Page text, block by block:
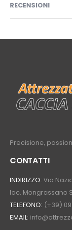
RECENSIONI
Precisione,
CONTATTI
INDIRIZZO: Via
loc. Mongrassano
TELEFONO: (+39)
EMAIL: